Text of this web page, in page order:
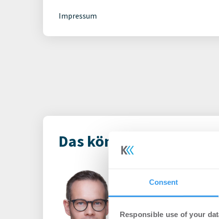
Consent
Responsible use of your
Impressum
Das könnte Dich auch
Principal
ernennt